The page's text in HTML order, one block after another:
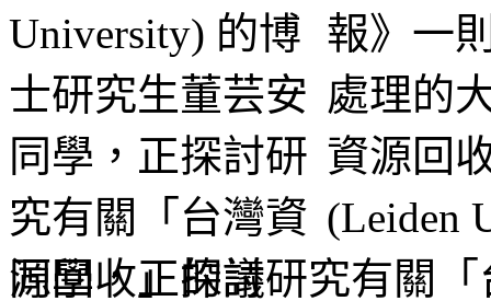
報》一
處理的
資源回
(Leiden
同學，正探討研究有關